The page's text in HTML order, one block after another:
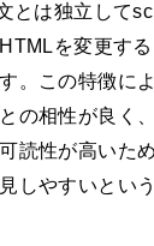
とは独立して
を変更す
。この特徴に
の相性が良く
読性が高いた
しやすいとい